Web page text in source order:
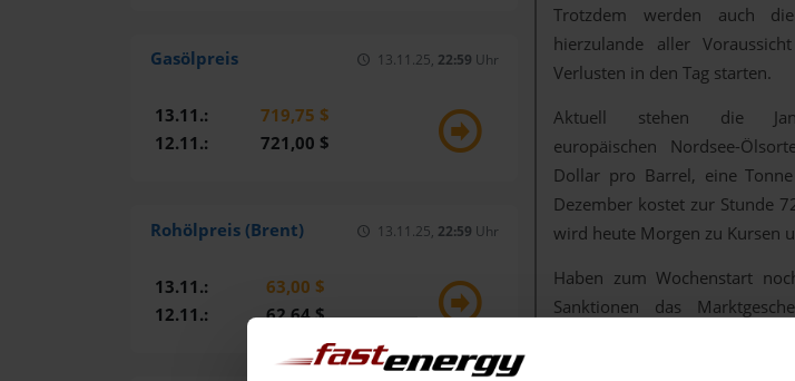
Gasölpreis 13.11.25, 22:59 Uhr
13.11.:
719,75 $
12.11.:
721,00 $
Rohölpreis (Brent) 13.11.25, 22:59 Uhr
13.11.:
63,00 $
12.11.:
62,64 $
Trotzdem werden auch
hierzulande aller
Verlusten in den Tag starten.
Aktuell stehen die
europäischen Nordsee-
Dollar pro Barrel, eine
Dezember kostet zur Stunde
wird heute Morgen zu Kursen
Haben zum Wochenstart
Sanktionen das
Bereits im Vorfeld gerieten